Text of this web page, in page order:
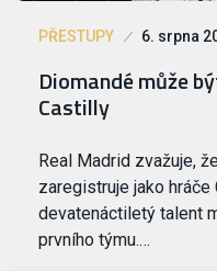
PŘESTUPY 6. srpna
Diomandé může
Castilly
Real Madrid zvažuje,
zaregistruje jako
devatenáctiletý talent
prvního týmu.…